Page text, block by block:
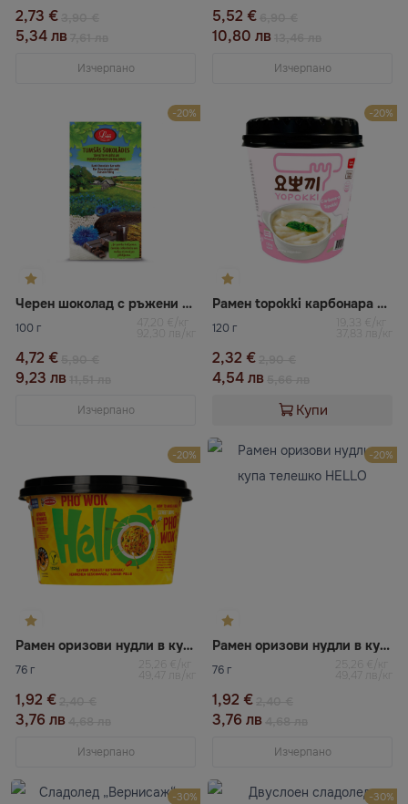
2,73 €
5,34 лв
Изчерпано
5,52 €
10,80 лв
Изчерпано
-20%
Черен шоколад с ръжени хлебни трохи и балсам
100 г 47,20 €/кг
92,30 лв/кг
4,72 €
9,23 лв
Изчерпано
-20%
Рамен topokki карбонара YOPOKKI
120 г 19,33 €/кг
37,83 лв/кг
2,32 €
4,54 лв
Купи
-20%
Рамен оризови нудли в купа пиле HELLO
76 г 25,26 €/кг
49,47 лв/кг
1,92 €
3,76 лв
Изчерпано
-20%
Рамен оризови нудли в купа телешко HELLO
76 г 25,26 €/кг
49,47 лв/кг
1,92 €
3,76 лв
Изчерпано
-30% -30%